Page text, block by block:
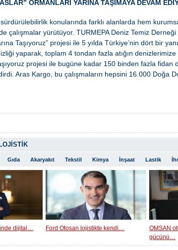
ORMANLARI YARINA TAŞIMAYA DEVAM
konularında farklı alanlarda hem
çalışmalar yürütüyor. TURMEPA Deniz Temiz
Taşıyoruz” projesi ile 5 yılda Türkiye’nin dört bir
yaparak, toplam 4 tondan fazla atığın denizlerimize
projesi ile bugüne kadar 150 binden fazla fidan
Aras Kargo, bu çalışmaların hepsini 16.000 Doğa
Gıda Akaryakıt Tekstil Kimya İnşaat Lastik
dijital… Ford Otosan lojistikte kendi…
OMSAN
gücünü…